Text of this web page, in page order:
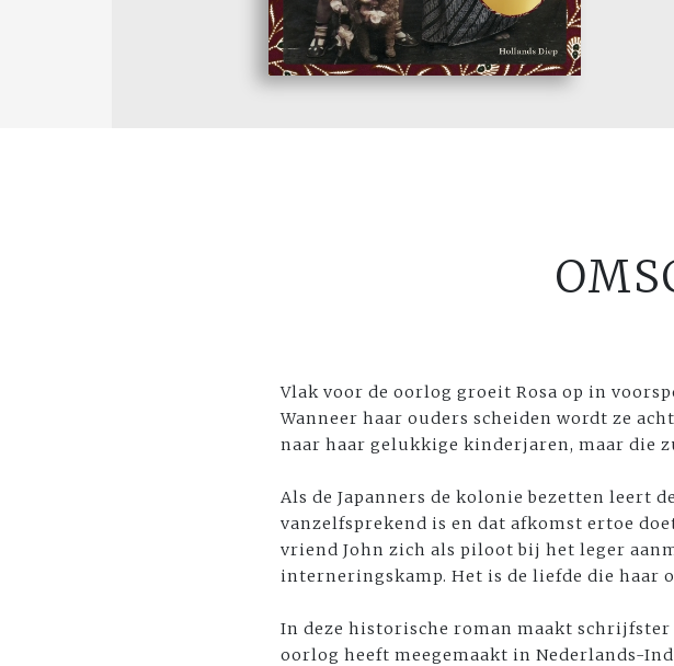
Vlak voor de oorlog groeit Rosa op in
Wanneer haar ouders scheiden wordt ze
naar haar gelukkige kinderjaren, maar die
Als de Japanners de kolonie bezetten leert
vanzelfsprekend is en dat afkomst ertoe
vriend John zich als piloot bij het leger
interneringskamp. Het is de liefde die haar
In deze historische roman maakt schrijfster
oorlog heeft meegemaakt in Nederlands-